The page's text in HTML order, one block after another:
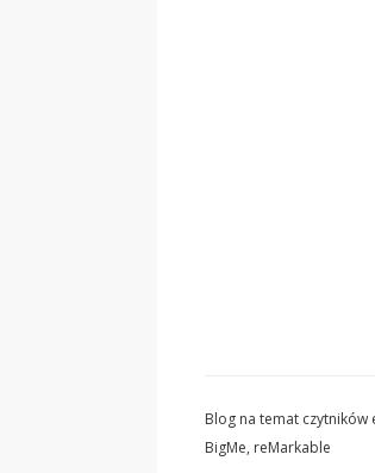
Blog na temat
BigMe, reMarkable